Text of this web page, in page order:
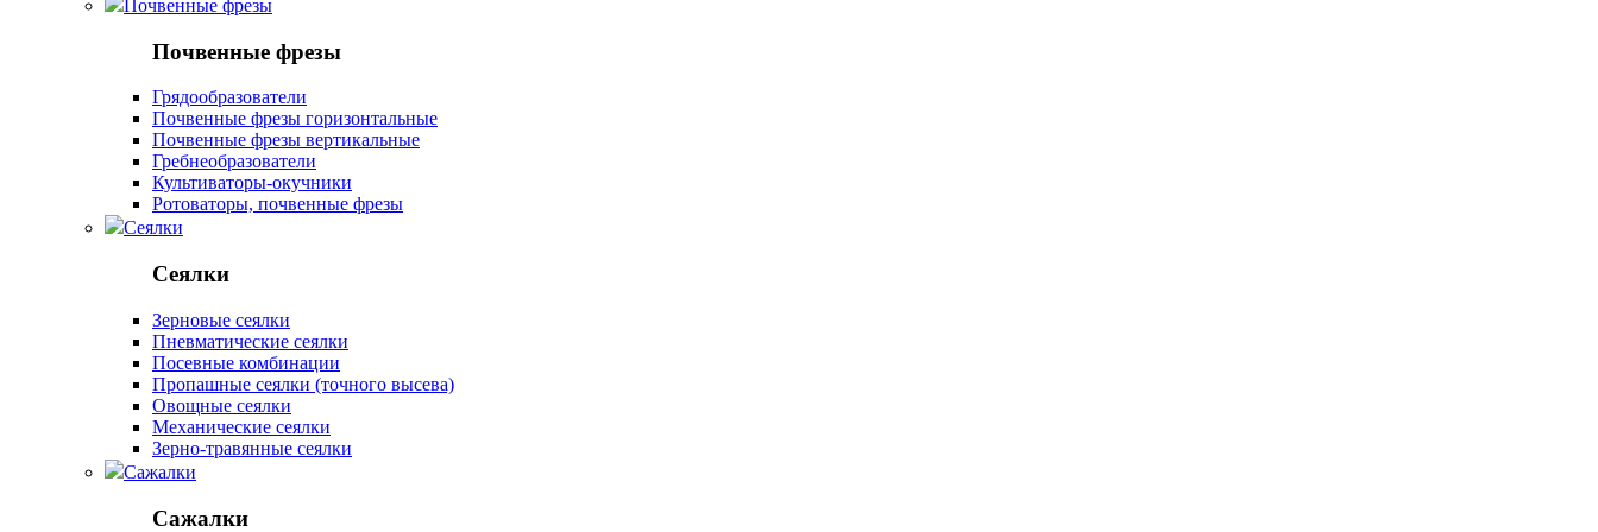
Почвенные фрезы
Почвенные фрезы
Грядообразователи
Почвенные фрезы горизонтальные
Почвенные фрезы вертикальные
Гребнеобразователи
Культиваторы-окучники
Ротоваторы, почвенные фрезы
Сеялки
Сеялки
Зерновые сеялки
Пневматические сеялки
Посевные комбинации
Пропашные сеялки (точного высева)
Овощные сеялки
Механические сеялки
Зерно-травянные сеялки
Сажалки
Сажалки